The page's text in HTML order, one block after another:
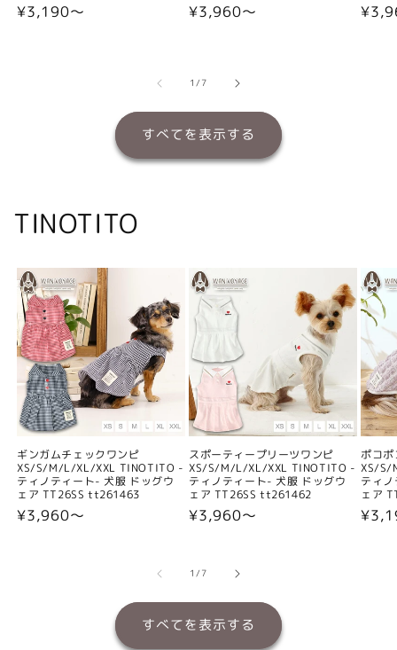
通
¥3,190〜
通
¥3,960〜
通
1/の
7
すべてを表示する
TINOTITO
ギンガムチェックワンピ
XS/S/M/L/XL/XXL TINOTITO -
ティノティート- 犬服 ドッグウ
ェア TT26SS tt261463
通
¥3,960〜
スポーティープリーツワンピ
XS/S/M/L/XL/XXL TINOTITO -
ティノティート- 犬服 ドッグウ
ェア TT26SS tt261462
通
格
¥3,960〜
ポコ
XS/S/
ティ
ェア
通
1/の
7
すべてを表示する